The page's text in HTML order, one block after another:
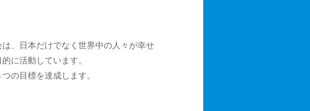
、日本だけでなく世界中の人々が幸せ
に活動しています。
の目標を達成します。